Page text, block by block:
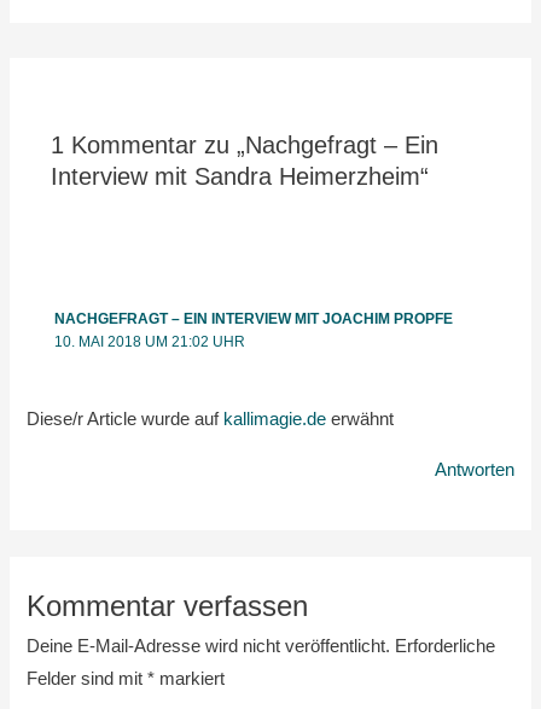
1 Kommentar zu „Nachgefragt – Ein
Interview mit Sandra Heimerzheim“
NACHGEFRAGT – EIN INTERVIEW MIT JOACHIM PROPFE
10. MAI 2018 UM 21:02 UHR
Diese/r Article wurde auf kallimagie.de erwähnt
Antworten
Kommentar verfassen
Deine E-Mail-Adresse wird nicht veröffentlicht. Erforderliche
Felder sind mit* markiert